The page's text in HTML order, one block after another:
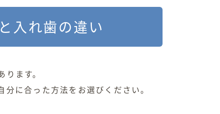
入れ歯の違い
ます。
に合った方法をお選びください。